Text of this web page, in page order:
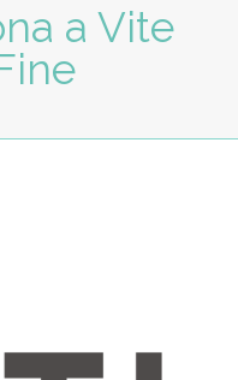
a Vite